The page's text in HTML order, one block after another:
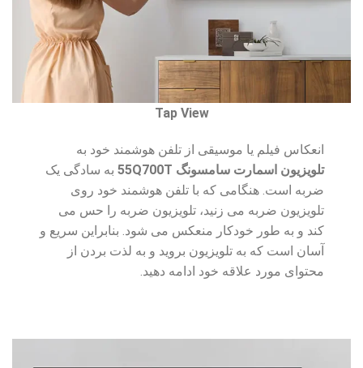
Tap View
انعکاس فیلم یا موسیقی از تلفن هوشمند خود به
تلویزیون اسمارت سامسونگ 55Q700T
به سادگی یک
ضربه است. هنگامی که با تلفن هوشمند خود روی
تلویزیون ضربه می زنید، تلویزیون ضربه را حس می
کند و به طور خودکار منعکس می شود. بنابراین سریع و
آسان است که به تلویزیون بروید و به لذت بردن از
محتوای مورد علاقه خود ادامه دهید.